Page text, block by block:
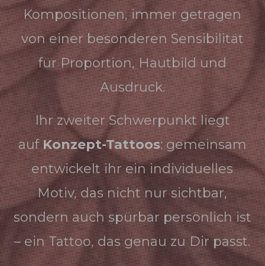
Kompositionen, immer getragen
von einer besonderen Sensibilität
für Proportion, Hautbild und
Ausdruck.
Ihr zweiter Schwerpunkt liegt
auf Konzept-Tattoos: gemeinsam
entwickelt ihr ein individuelles
Motiv, das nicht nur sichtbar,
sondern auch spürbar persönlich ist
– ein Tattoo, das genau zu Dir passt.